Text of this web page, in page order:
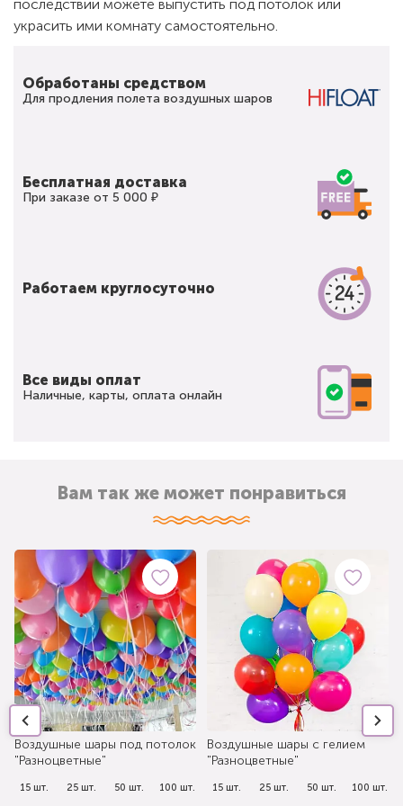
последствии можете выпустить под потолок или
украсить ими комнату самостоятельно.
Обработаны средством
Для продления полета воздушных шаров
Бесплатная доставка
При заказе от 5 000 ₽
Работаем круглосуточно
Все виды оплат
Наличные, карты, оплата онлайн
Вам так же может понравиться
Воздушные шары под потолок
"Разноцветные"
15 шт. 25 шт. 50 шт. 100 шт.
Воздушные шары с гелием
"Разноцветные"
15 шт. 25 шт. 50 шт. 100 шт.